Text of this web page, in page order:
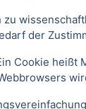
zu
der
Cookie